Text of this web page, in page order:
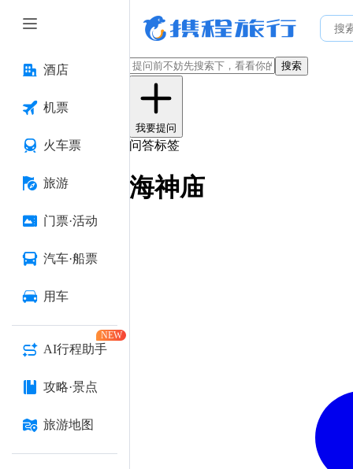
酒店
机票
火车票
旅游
门票·活动
汽车·船票
用车
AI行程助手
NEW
攻略·景点
旅游地图
搜索
我要提问
问答标签
海神庙